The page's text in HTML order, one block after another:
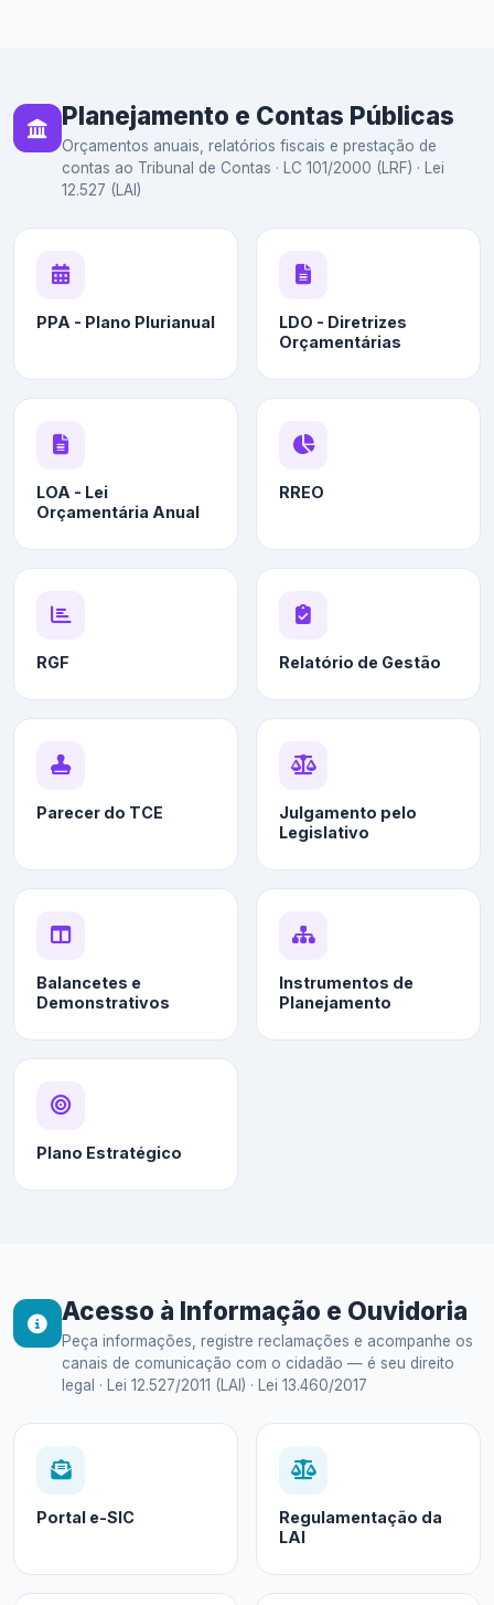
Planejamento e Contas Públicas
Orçamentos anuais, relatórios fiscais e prestação de
contas ao Tribunal de Contas · LC 101/2000 (LRF) · Lei
12.527 (LAI)
PPA - Plano Plurianual
LDO - Diretrizes
Orçamentárias
LOA - Lei
Orçamentária Anual
RREO
RGF Relatório de Gestão
Parecer do TCE
Julgamento pelo
Legislativo
Balancetes e
Demonstrativos
Instrumentos de
Planejamento
Plano Estratégico
Acesso à Informação e Ouvidoria
Peça informações, registre reclamações e acompanhe os
canais de comunicação com o cidadão — é seu direito
legal · Lei 12.527/2011 (LAI) · Lei 13.460/2017
Portal e-SIC
Regulamentação da
LAI